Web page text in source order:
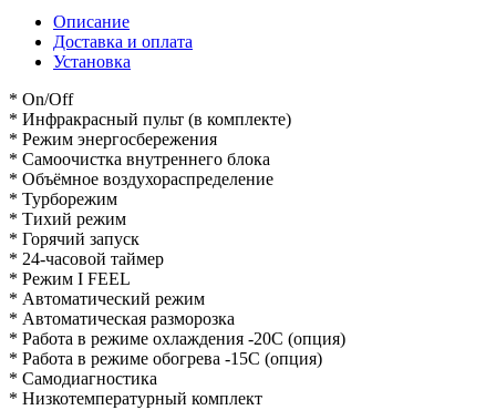
Описание
Доставка и оплата
Установка
* On/Off
* Инфракрасный пульт (в комплекте)
* Режим энергосбережения
* Самоочистка внутреннего блока
* Объёмное воздухораспределение
* Турборежим
* Тихий режим
* Горячий запуск
* 24-часовой таймер
* Режим I FEEL
* Автоматический режим
* Автоматическая разморозка
* Работа в режиме охлаждения -20С (опция)
* Работа в режиме обогрева -15С (опция)
* Самодиагностика
* Низкотемпературный комплект